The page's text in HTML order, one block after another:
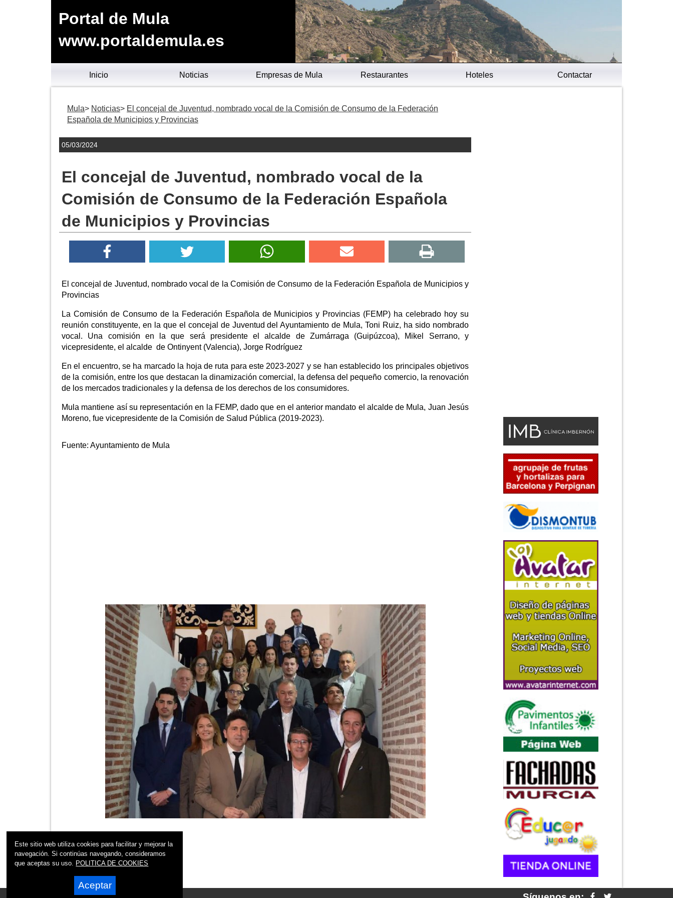
Portal de Mula
www.portaldemula.es
Inicio Noticias Empresas de Mula Restaurantes Hoteles Contactar
Mula Noticias
El concejal de Juventud, nombrado vocal de la Comisión de Consumo de la Federación
Española de Municipios y Provincias
05/03/2024
El concejal de Juventud, nombrado vocal de la
Comisión de Consumo de la Federación Española
de Municipios y Provincias
El concejal de Juventud, nombrado vocal de la Comisión de Consumo de la Federación Española de Municipios y
Provincias
La Comisión de Consumo de la Federación Española de Municipios y Provincias (FEMP) ha celebrado hoy su
reunión constituyente, en la que el concejal de Juventud del Ayuntamiento de Mula, Toni Ruiz, ha sido nombrado
vocal. Una comisión en la que será presidente el alcalde de Zumárraga (Guipúzcoa), Mikel Serrano, y
vicepresidente, el alcalde de Ontinyent (Valencia), Jorge Rodríguez
En el encuentro, se ha marcado la hoja de ruta para este 2023-2027 y se han establecido los principales objetivos
de la comisión, entre los que destacan la dinamización comercial, la defensa del pequeño comercio, la renovación
de los mercados tradicionales y la defensa de los derechos de los consumidores.
Mula mantiene así su representación en la FEMP, dado que en el anterior mandato el alcalde de Mula, Juan Jesús
Moreno, fue vicepresidente de la Comisión de Salud Pública (2019-2023).
Fuente: Ayuntamiento de Mula
Este sitio web utiliza cookies para facilitar y mejorar la
navegación. Si continúas navegando, consideramos
que aceptas su uso. POLITICA DE COOKIES
Aceptar